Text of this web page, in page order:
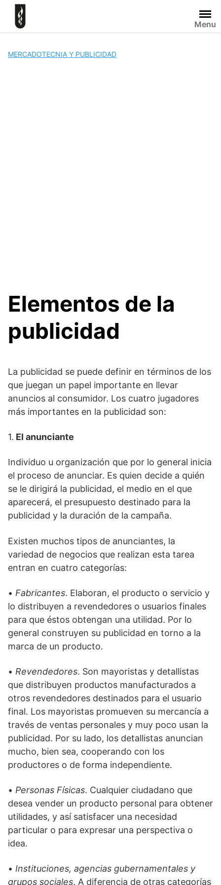
Skip
content
Menu
MERCADOTECNIA Y PUBLICIDAD
Elementos de la
publicidad
La publicidad se puede definir en términos de los
que juegan un papel importante en llevar
anuncios al consumidor. Los cuatro jugadores
más importantes en la publicidad son:
1. El anunciante
Individuo u organización que por lo general inicia
el proceso de anunciar. Es quien decide a quién
se le dirigirá la publicidad, el medio en el que
aparecerá, el presupuesto destinado para la
publicidad y la duración de la campaña.
Existen muchos tipos de anunciantes, la
variedad de negocios que realizan esta tarea
entran en cuatro categorías:
• Fabricantes. Elaboran, el producto o servicio y
lo distribuyen a revendedores o usuarios finales
para que éstos obtengan una utilidad. Por lo
general construyen su publicidad en torno a la
marca de un producto.
• Revendedores. Son mayoristas y detallistas
que distribuyen productos manufacturados a
otros revendedores destinados para el usuario
final. Los mayoristas promueven su mercancía a
través de ventas personales y muy poco usan la
publicidad. Por su lado, los detallistas anuncian
mucho, bien sea, cooperando con los
productores o de forma independiente.
• Personas Físicas. Cualquier ciudadano que
desea vender un producto personal para obtener
utilidades, y así satisfacer una necesidad
particular o para expresar una perspectiva o
idea.
• Instituciones, agencias gubernamentales y
grupos sociales. A diferencia de otras categorías